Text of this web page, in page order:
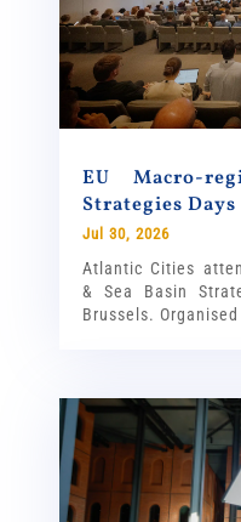
EU Macro-
Strategies Days
Jul 30, 2026
Atlantic Cities
& Sea Basin
Brussels.